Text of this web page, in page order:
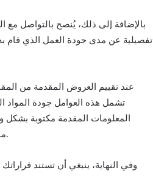
بالإضافة إلى ذلك، يُنصح بالتواصل
تفصيلية عن مدى جودة العمل الذي قام
عند تقييم العروض المقدمة من
تشمل هذه العوامل جودة المواد
المعلومات المقدمة مكتوبة
مقارنة العروض من مقاولين مختلفين لتحليل الفروق والوصول إلى أفضل خيار.
وفي النهاية، ينبغي أن تستند